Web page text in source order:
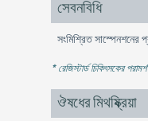
সেবনবিধি
সংমিশ্রিত সাস্পেনশনের
* রেজিস্টার্ড চিকিৎসকের
ঔষধের মিথষ্ক্রিয়া